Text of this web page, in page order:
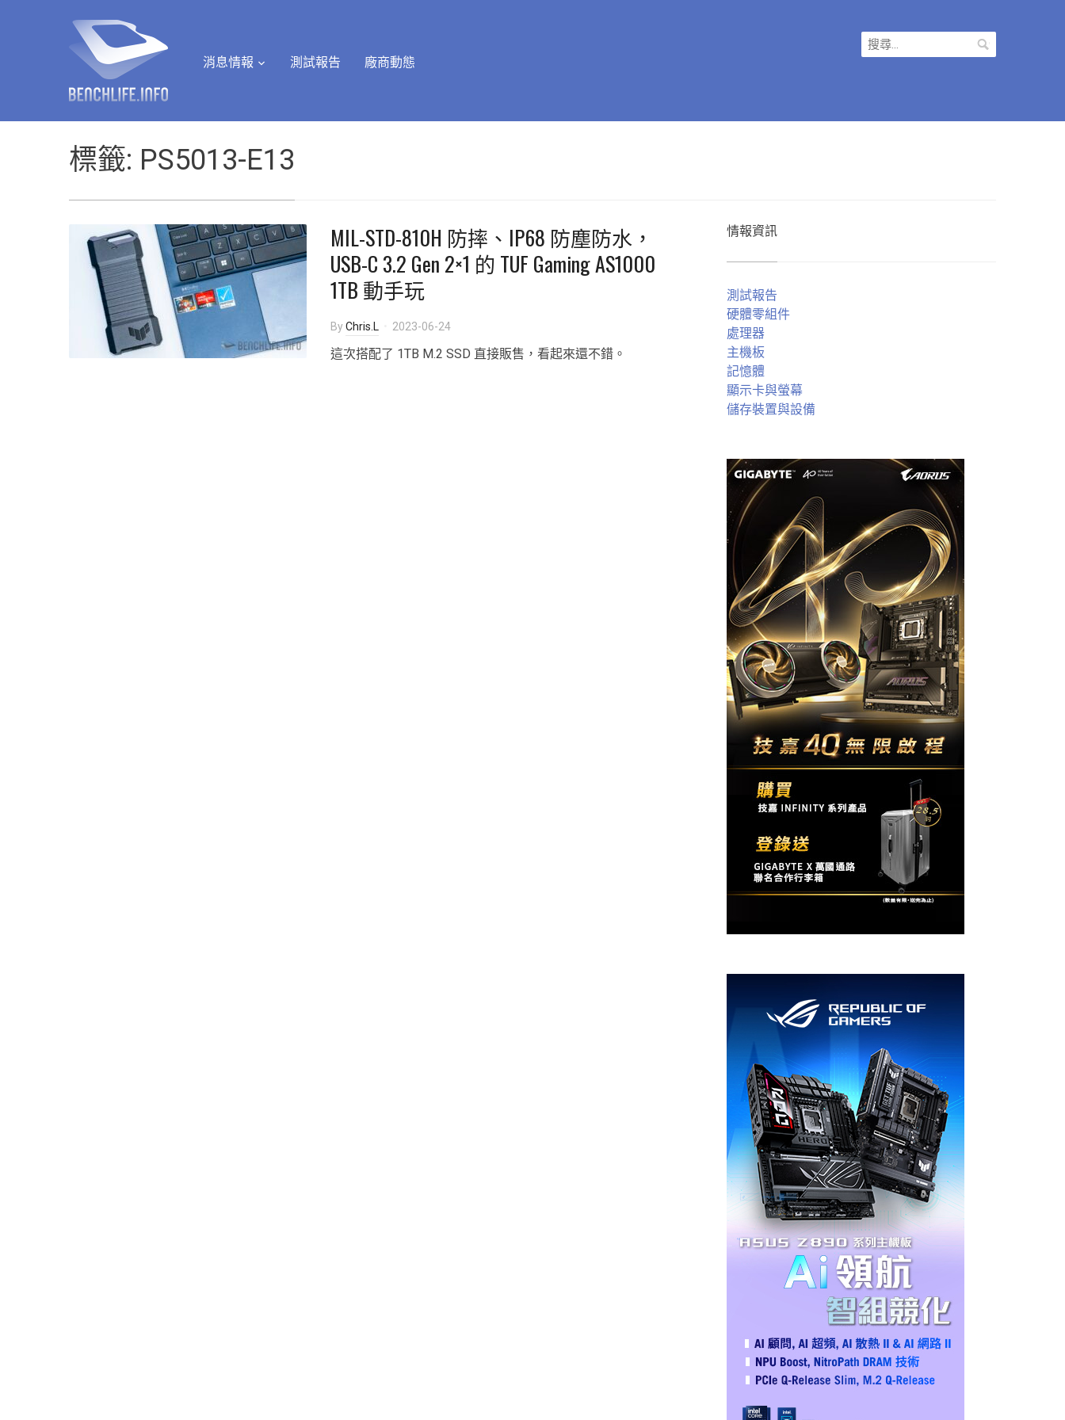
消息情報 測試報告 廠商動態
搜
尋
標籤: PS5013-E13
MIL-STD-810H 防摔、IP68 防塵防水，
USB-C 3.2 Gen 2×1 的 TUF Gaming AS1000
1TB 動手玩
ByChris.L 2023-06-24
這次搭配了 1TB M.2 SSD 直接販售，看起來還不錯。
情報資訊
測試報告
硬體零組件
處理器
主機板
記憶體
顯示卡與螢幕
儲存裝置與設備